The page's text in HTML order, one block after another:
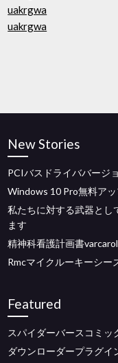
uakrgwa
uakrgwa
New Stories
PCIバスドライババージ
Windows 10 Pro無料ア
私たちに対する武器とし
ます
精神科看護計画書
Rmcマイクルーキーシー
Featured
スパイダーバースコミッ
ダウンローダープラグイ